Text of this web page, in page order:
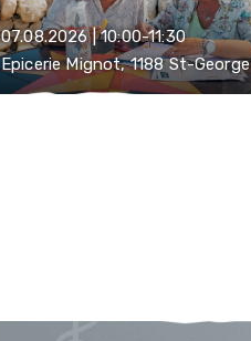
07.08.2026 | 10:00-11:30
Epicerie Mignot, 1188 St-George